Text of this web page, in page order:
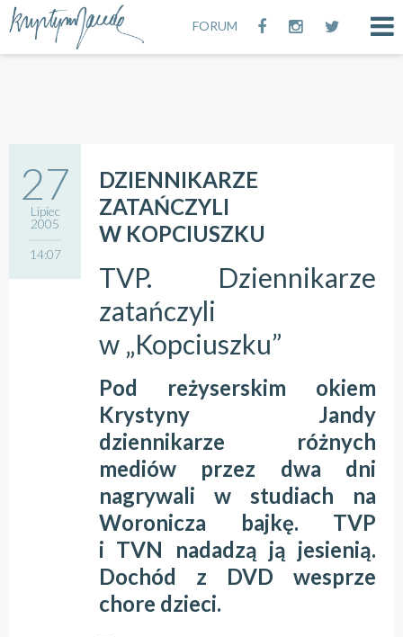
FORUM
27
Lipiec
2005
14:07
DZIENNIKARZE
ZATAŃCZYLI
W KOPCIUSZKU
TVP. Dziennikarze
zatańczyli
w „Kopciuszku”
Pod reżyserskim okiem
Krystyny Jandy
dziennikarze różnych
mediów przez dwa dni
nagrywali w studiach na
Woronicza bajkę. TVP
i TVN nadadzą ją jesienią.
Dochód z DVD wesprze
chore dzieci.